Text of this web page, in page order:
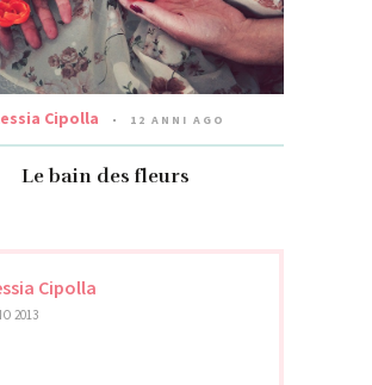
Cipolla 12 ANNI AGO
Le bain des fleurs
Cipolla
2013